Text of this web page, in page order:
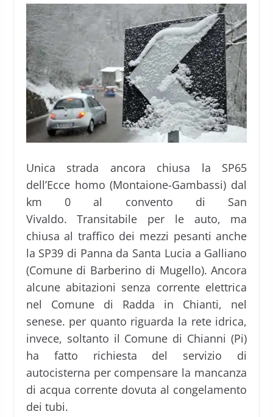
Unica strada ancora chiusa la SP65
dell’Ecce homo (Montaione-Gambassi) dal
km 0 al convento di San
Vivaldo. Transitabile per le auto, ma
chiusa al traffico dei mezzi pesanti anche
la SP39 di Panna da Santa Lucia a Galliano
(Comune di Barberino di Mugello). Ancora
alcune abitazioni senza corrente elettrica
nel Comune di Radda in Chianti, nel
senese. per quanto riguarda la rete idrica,
invece, soltanto il Comune di Chianni (Pi)
ha fatto richiesta del servizio di
autocisterna per compensare la mancanza
di acqua corrente dovuta al congelamento
dei tubi.